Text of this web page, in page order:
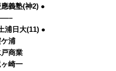
義塾(神2) ●
浦日大(11) ●
浦
戸商業
崎一